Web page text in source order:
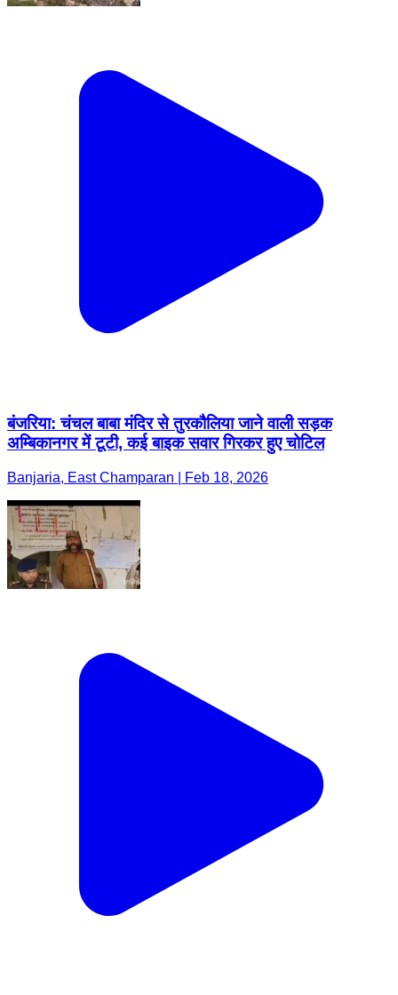
बंजरिया: चंचल बाबा मंदिर से तुरकौलिया जाने वाली सड़क
अम्बिकानगर में टूटी, कई बाइक सवार गिरकर हुए चोटिल
Banjaria, East Champaran | Feb 18, 2026